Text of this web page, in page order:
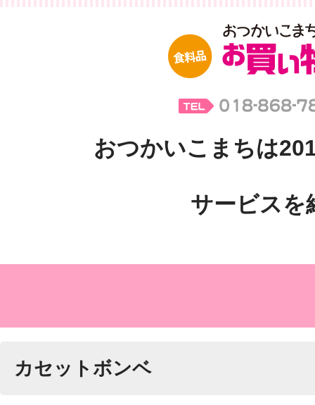
おつかいこまちは
サービスを
カセットボンベ